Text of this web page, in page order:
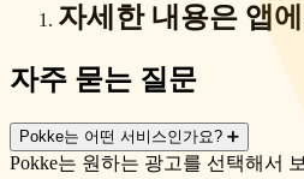
자세한 내용은 앱
자주 묻는 질문
Pokke는 어떤 서비스인가요? ➕
Pokke는 원하는 광고를 선택해서